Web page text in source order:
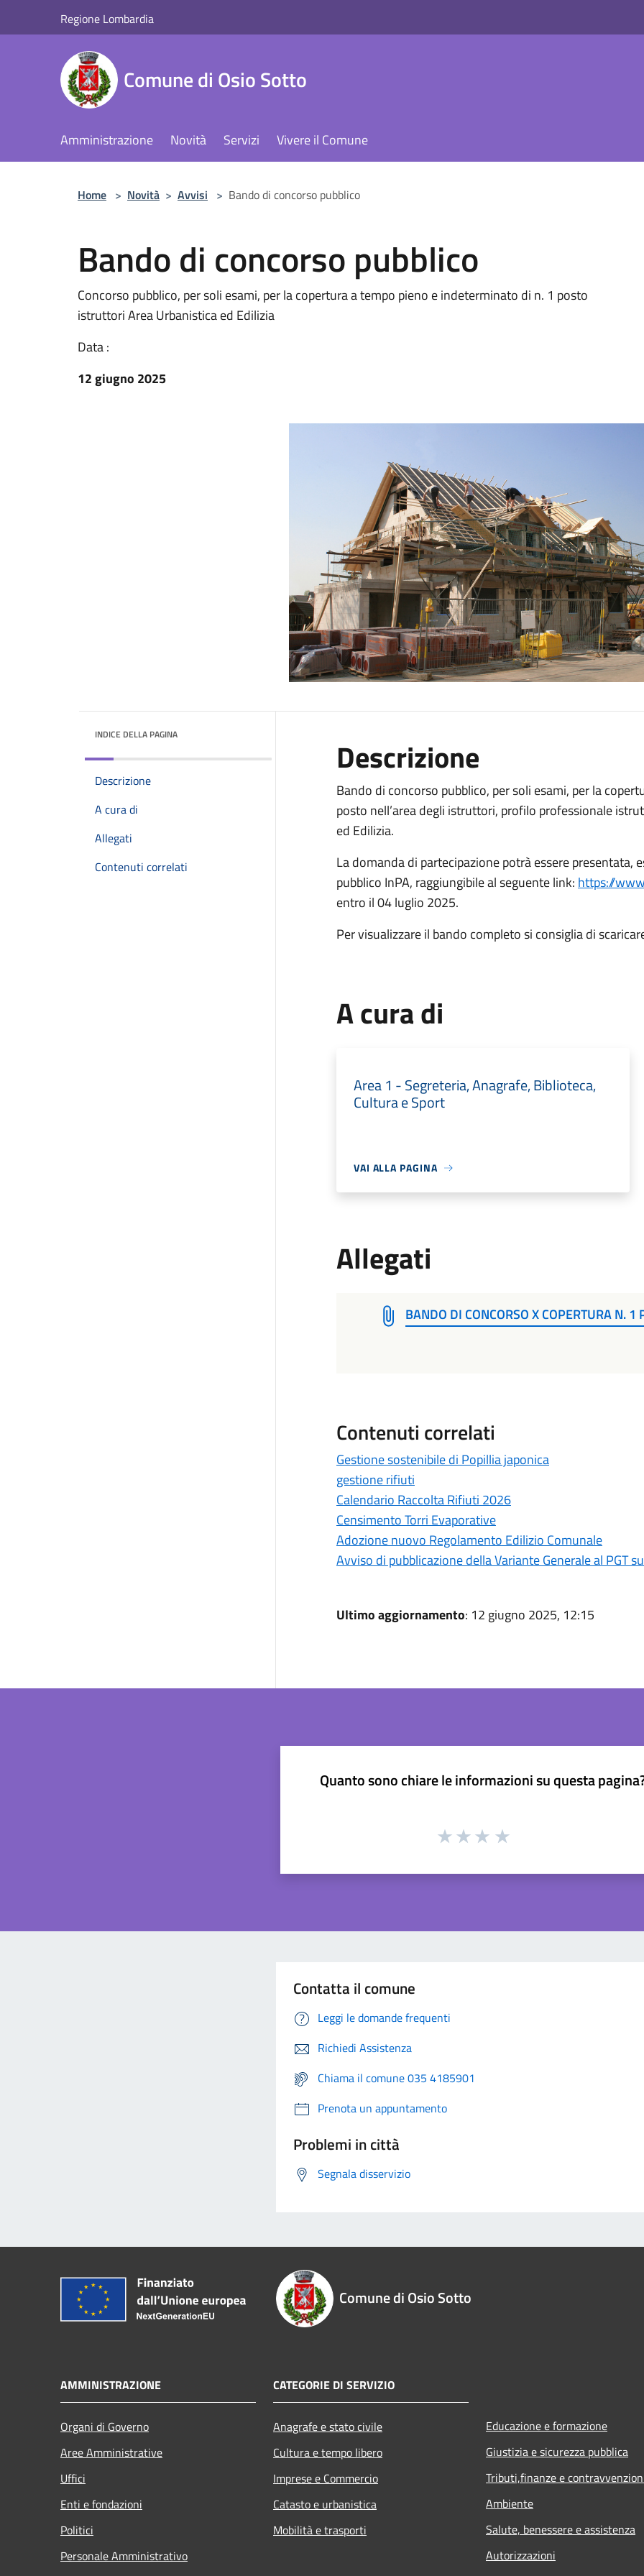
Regione Lombardia
Comune di Osio Sotto
Amministrazione Novità Servizi Vivere il Comune
Home > Novità > Avvisi > Bando di concorso pubblico
Bando di concorso pubblico
Concorso pubblico, per soli esami, per la copertura a tempo pieno e indeterminato di n. 1 posto
istruttori Area Urbanistica ed Edilizia
Data :
12 giugno 2025
INDICE DELLA PAGINA
Descrizione
A cura di
Allegati
Contenuti correlati
Descrizione
Bando di concorso pubblico, per soli esami, per la
posto nell’area degli istruttori, profilo professionale
ed Edilizia.
La domanda di partecipazione potrà essere
pubblico InPA, raggiungibile al seguente link: https://
entro il 04 luglio 2025.
Per visualizzare il bando completo si consiglia di
A cura di
Area 1 - Segreteria, Anagrafe, Biblioteca,
Cultura e Sport
VAI ALLA PAGINA
Allegati
BANDO DI CONCORSO X COPERTURA N.
Contenuti correlati
Gestione sostenibile di Popillia japonica
gestione rifiuti
Calendario Raccolta Rifiuti 2026
Censimento Torri Evaporative
Adozione nuovo Regolamento Edilizio Comunale
Avviso di pubblicazione della Variante Generale al PGT
Ultimo aggiornamento: 12 giugno 2025, 12:15
Quanto sono chiare le informazioni su questa
Contatta il comune
Leggi le domande frequenti
Richiedi Assistenza
Chiama il comune 035 4185901
Prenota un appuntamento
Problemi in città
Segnala disservizio
Comune di Osio Sotto
AMMINISTRAZIONE
Organi di Governo
Aree Amministrative
Uffici
Enti e fondazioni
Politici
Personale Amministrativo
CATEGORIE DI SERVIZIO
Anagrafe e stato civile
Cultura e tempo libero
Imprese e Commercio
Catasto e urbanistica
Mobilità e trasporti
Educazione e formazione
Giustizia e sicurezza pubblica
Tributi,finanze e
Ambiente
Salute, benessere e assistenza
Autorizzazioni